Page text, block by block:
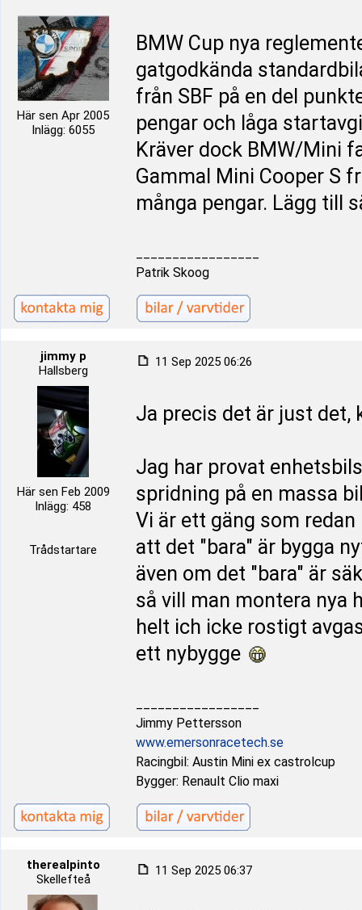
Här sen Apr 2005
Inlägg: 6055
BMW Cup nya
gatgodkända
från SBF på en del
pengar och låga
Kräver dock BMW/Mini
Gammal Mini Cooper S
många pengar. Lägg till
Patrik Skoog
jimmy p
Hallsberg
Här sen Feb 2009
Inlägg: 458
Trådstartare
11 Sep 2025 06:26
Ja precis det är just det,
Jag har provat
spridning på en massa
Vi är ett gäng som
att det "bara" är bygga
även om det "bara" är
så vill man montera nya
helt ich icke rostigt
ett nybygge
Jimmy Pettersson
www.emersonracetech.se
Racingbil: Austin Mini ex castrolcup
Bygger: Renault Clio maxi
therealpinto
Skellefteå
11 Sep 2025 06:37